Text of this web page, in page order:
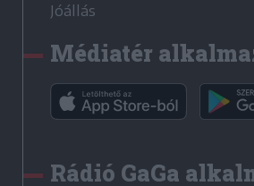
Jóállás
Médiatér
Rádió GaGa